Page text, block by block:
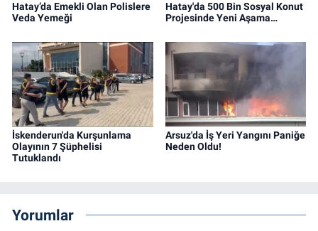
Hatay’da Emekli Olan Polislere
Veda Yemeği
Hatay'da 500 Bin Sosyal Konut
Projesinde Yeni Aşama…
İskenderun'da Kurşunlama
Olayının 7 Şüphelisi
Tutuklandı
Arsuz'da İş Yeri Yangını Paniğe
Neden Oldu!
Yorumlar